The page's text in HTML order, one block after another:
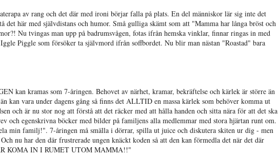
av rang och det där med ironi börjar falla på plats. En del människor lär sig inte det
här med självdistans och humor. Små gulliga skämt som att "Mamma har långa bröst och
Nu tvingas man upp på badrumsvågen, fotas ifrån hemska vinklar, finnar ringas in med
Piggle som försöker ta självmord ifrån soffbordet. Nu blir man nästan "Roastad" bara
kan kramas som 7-åringen. Behovet av närhet, kramar, bekräftelse och kärlek är större än
kan vara under dagens gång så finns det ALLTID en massa kärlek som behöver komma ut
och är nu stor nog att förstå att det räcker med att hålla handen och sitta nära för att det ska
och egenskrivna böcker med bilder på familjens alla medlemmar med stora hjärtan runt om.
min familj!". 7-åringen må smälla i dörrar, spilla ut juice och diskutera skiten ur dig - men
nu har den där frustrerade ungen knäckt koden så att den kan förmedla det när det där
KOMA IN I RUMET UTOM MAMMA!!"